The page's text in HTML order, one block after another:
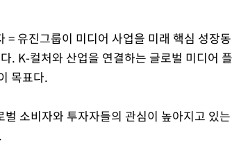
= 유진그룹이 미디어 사업을 미래 핵심 성장
. K-컬처와 산업을 연결하는 글로벌 미디어
목표다.
소비자와 투자자들의 관심이 높아지고 있